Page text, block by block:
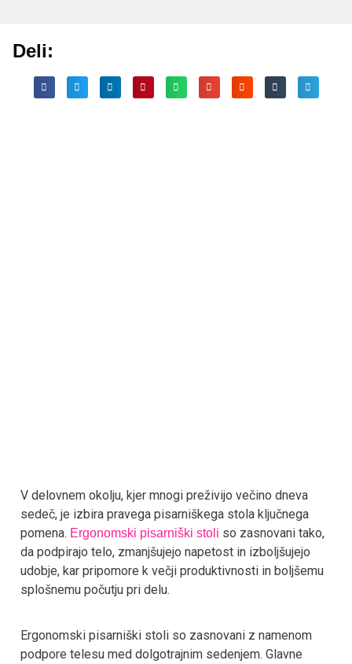
Deli:
V delovnem okolju, kjer mnogi preživijo večino dneva
sedeč, je izbira pravega pisarniškega stola ključnega
pomena. Ergonomski pisarniški stoli so zasnovani tako,
da podpirajo telo, zmanjšujejo napetost in izboljšujejo
udobje, kar pripomore k večji produktivnosti in boljšemu
splošnemu počutju pri delu.
Ergonomski pisarniški stoli so zasnovani z namenom
podpore telesu med dolgotrajnim sedenjem. Glavne